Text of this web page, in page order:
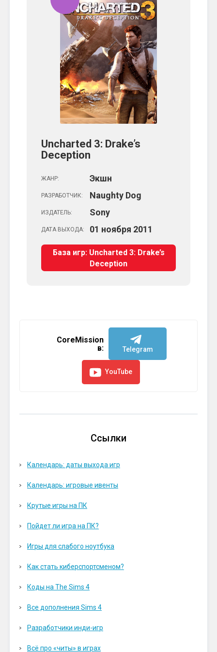
Uncharted 3: Drake’s
Deception
ЖАНР: Экшн
РАЗРАБОТЧИК: Naughty Dog
ИЗДАТЕЛЬ: Sony
ДАТА ВЫХОДА: 01 ноября 2011
База игр: Uncharted 3: Drake’s
Deception
CoreMission
в:
Telegram
YouTube
Ссылки
Календарь: даты выхода игр
Календарь: игровые ивенты
Крутые игры на ПК
Пойдет ли игра на ПК?
Игры для слабого ноутбука
Как стать киберспортсменом?
Коды на The Sims 4
Все дополнения Sims 4
Разработчики инди-игр
Всё про «читы» в играх